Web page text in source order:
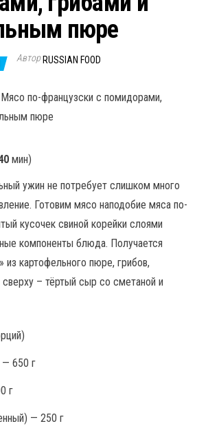
пюре
Автор RUSSIAN FOOD
мин)
ужин не потребует слишком много
Готовим мясо наподобие мяса по-
кусочек свиной корейки слоями
компоненты блюда. Получается
из картофельного пюре, грибов,
– тёртый сыр со сметаной и
— 650 г
г
— 250 г